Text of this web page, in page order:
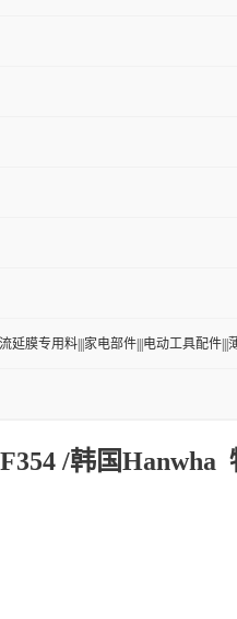
膜专用料|||家电部件|||电动工具配件|||薄
/韩国Hanwha